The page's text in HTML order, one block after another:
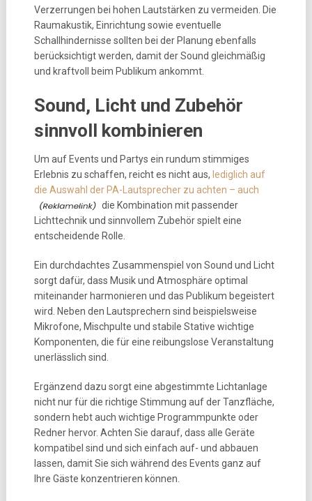
Verzerrungen bei hohen Lautstärken zu vermeiden. Die
Raumakustik, Einrichtung sowie eventuelle
Schallhindernisse sollten bei der Planung ebenfalls
berücksichtigt werden, damit der Sound gleichmäßig
und kraftvoll beim Publikum ankommt.
Sound, Licht und Zubehör
sinnvoll kombinieren
Um auf Events und Partys ein rundum stimmiges
Erlebnis zu schaffen, reicht es nicht aus, lediglich auf
die Auswahl der PA-Lautsprecher zu achten – auch
die Kombination mit passender
Lichttechnik und sinnvollem Zubehör spielt eine
entscheidende Rolle.
Ein durchdachtes Zusammenspiel von Sound und Licht
sorgt dafür, dass Musik und Atmosphäre optimal
miteinander harmonieren und das Publikum begeistert
wird. Neben den Lautsprechern sind beispielsweise
Mikrofone, Mischpulte und stabile Stative wichtige
Komponenten, die für eine reibungslose Veranstaltung
unerlässlich sind.
Ergänzend dazu sorgt eine abgestimmte Lichtanlage
nicht nur für die richtige Stimmung auf der Tanzfläche,
sondern hebt auch wichtige Programmpunkte oder
Redner hervor. Achten Sie darauf, dass alle Geräte
kompatibel sind und sich einfach auf- und abbauen
lassen, damit Sie sich während des Events ganz auf
Ihre Gäste konzentrieren können.